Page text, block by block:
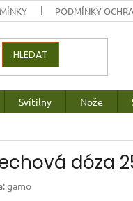
PODMÍNKY
HLEDAT
Svítilny Nože
dóza
gamo